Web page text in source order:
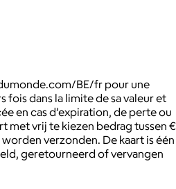
BE/fr pour une
fois dans la limite de sa valeur et
en cas d’expiration, de perte ou
met vrij te kiezen bedrag tussen €
verzonden. De kaart is één
geretourneerd of vervangen